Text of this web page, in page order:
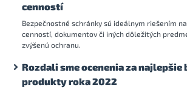
cenností
Bezpečnostné schránky sú ideálnym riešením
cenností, dokumentov či iných dôležitých
zvýšenú ochranu.
Rozdali sme ocenenia za najlepšie
produkty roka 2022